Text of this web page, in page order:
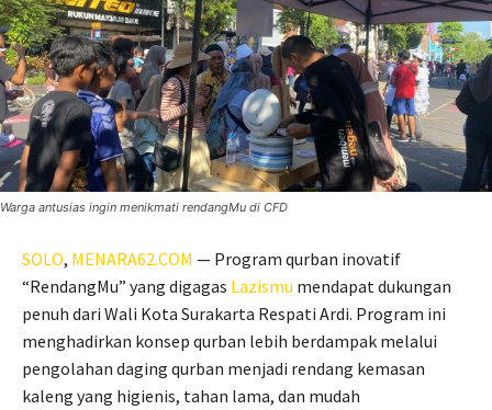
Warga antusias ingin menikmati rendangMu di CFD
SOLO, MENARA62.COM — Program qurban inovatif
“RendangMu” yang digagas Lazismu mendapat dukungan
penuh dari Wali Kota Surakarta Respati Ardi. Program ini
menghadirkan konsep qurban lebih berdampak melalui
pengolahan daging qurban menjadi rendang kemasan
kaleng yang higienis, tahan lama, dan mudah